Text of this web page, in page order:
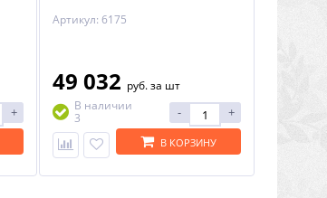
+
Артикул: 6175
49 032 руб.за шт
В наличии
3
- +
В КОРЗИНУ